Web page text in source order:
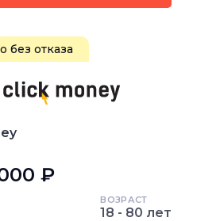
без отказа
₽
ВОЗРАСТ
18 - 80 лет